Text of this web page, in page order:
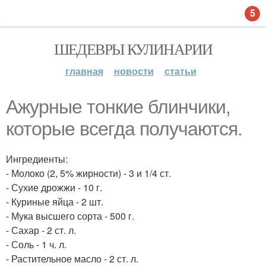
ШЕДЕВРЫ КУЛИНАРИИ
главная новости статьи
Ажурные тонкие блинчики,
которые всегда получаются.
Ингредиенты:
- Молоко (2, 5% жирности) - 3 и 1/4 ст.
- Сухие дрожжи - 10 г.
- Куриные яйца - 2 шт.
- Мука высшего сорта - 500 г.
- Сахар - 2 ст. л.
- Соль - 1 ч. л.
- Растительное масло - 2 ст. л.
5